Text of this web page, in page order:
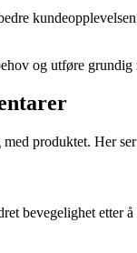
og utføre
produktet. Her
bevegelighet etter